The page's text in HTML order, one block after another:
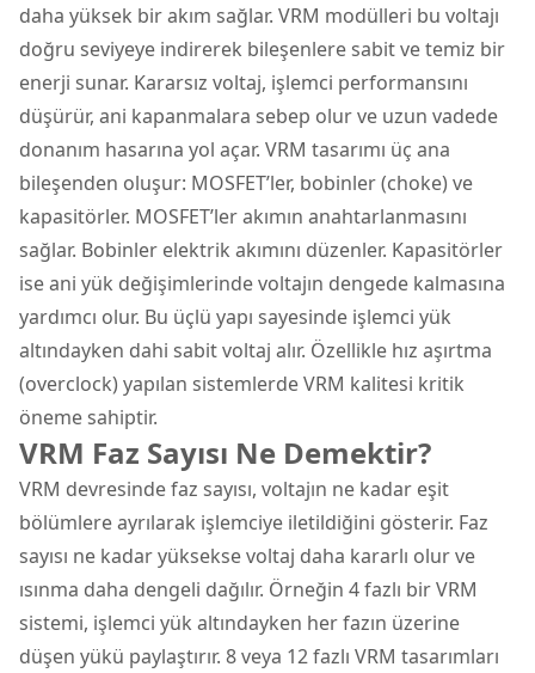
daha yüksek bir akım sağlar. VRM modülleri bu voltajı
doğru seviyeye indirerek bileşenlere sabit ve temiz bir
enerji sunar. Kararsız voltaj, işlemci performansını
düşürür, ani kapanmalara sebep olur ve uzun vadede
donanım hasarına yol açar. VRM tasarımı üç ana
bileşenden oluşur: MOSFET’ler, bobinler (choke) ve
kapasitörler. MOSFET’ler akımın anahtarlanmasını
sağlar. Bobinler elektrik akımını düzenler. Kapasitörler
ise ani yük değişimlerinde voltajın dengede kalmasına
yardımcı olur. Bu üçlü yapı sayesinde işlemci yük
altındayken dahi sabit voltaj alır. Özellikle hız aşırtma
(overclock) yapılan sistemlerde VRM kalitesi kritik
öneme sahiptir.
VRM Faz Sayısı Ne Demektir?
VRM devresinde faz sayısı, voltajın ne kadar eşit
bölümlere ayrılarak işlemciye iletildiğini gösterir. Faz
sayısı ne kadar yüksekse voltaj daha kararlı olur ve
ısınma daha dengeli dağılır. Örneğin 4 fazlı bir VRM
sistemi, işlemci yük altındayken her fazın üzerine
düşen yükü paylaştırır. 8 veya 12 fazlı VRM tasarımları